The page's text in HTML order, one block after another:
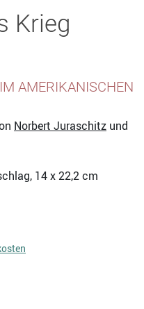
Krieg
AMERIKANISCHEN
Norbert Juraschitz und
14 x 22,2 cm